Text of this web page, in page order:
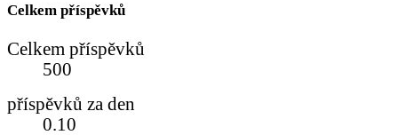
Celkem příspěvků
Celkem příspěvků
500
příspěvků za den
0.10